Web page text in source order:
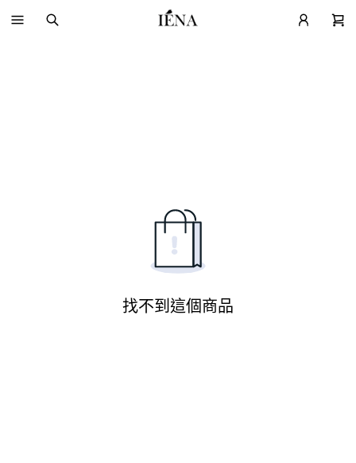
找不到這個商品